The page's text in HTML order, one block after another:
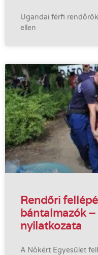
Ugandai férfi
ellen
Rendőri
bántalmazók
nyilatkozata
A Nőkért Egyesület